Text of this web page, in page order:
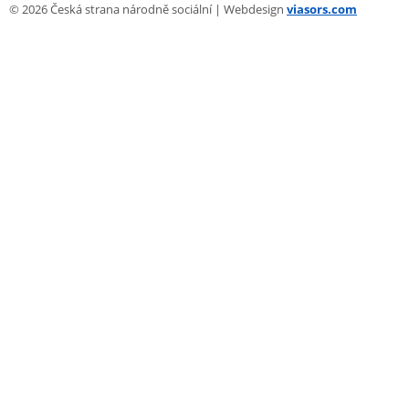
© 2026 Česká strana národně sociální | Webdesign viasors.com